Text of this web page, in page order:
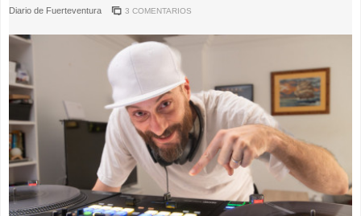
Diario de Fuerteventura 3 COMENTARIOS